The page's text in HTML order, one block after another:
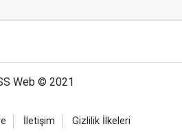
Web © 2021
İletişim Gizlilik İlkeleri